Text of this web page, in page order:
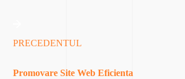
PRECEDENTUL
Promovare Site Web Eficienta